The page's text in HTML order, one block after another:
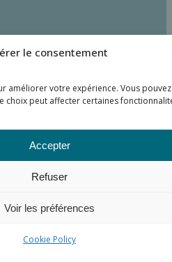
le consentement
améliorer votre expérience. Vous
choix peut affecter certaines
Accepter
Refuser
Voir les préférences
Cookie Policy